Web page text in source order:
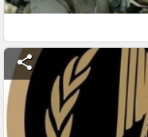
share